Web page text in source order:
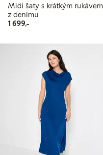
Midi šaty s krátkým rukávem
z denimu
1 699,-1 699,00 Kč